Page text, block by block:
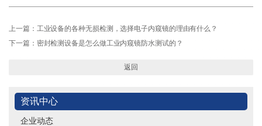
上一篇： 工业设备的各种无损检测，选择电子内窥镜的理由有什么？
下一篇： 密封检测设备是怎么做工业内窥镜防水测试的？
返回
资讯中心
企业动态
工业内窥镜分哪几种类型？
医用内窥镜的发展历程
汽车内窥镜解决汽车维修养护七大难题